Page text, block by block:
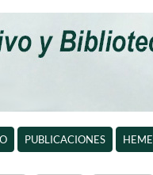
PUBLICACIONES